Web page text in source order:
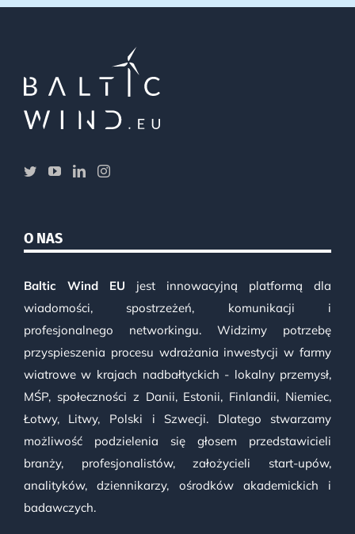
O NAS
Baltic Wind EU jest innowacyjną platformą dla
wiadomości, spostrzeżeń, komunikacji i
profesjonalnego networkingu. Widzimy potrzebę
przyspieszenia procesu wdrażania inwestycji w farmy
wiatrowe w krajach nadbałtyckich - lokalny przemysł,
MŚP, społeczności z Danii, Estonii, Finlandii, Niemiec,
Łotwy, Litwy, Polski i Szwecji. Dlatego stwarzamy
możliwość podzielenia się głosem przedstawicieli
branży, profesjonalistów, założycieli start-upów,
analityków, dziennikarzy, ośrodków akademickich i
badawczych.